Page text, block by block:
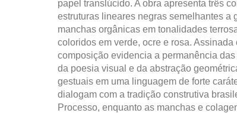
papel translúcido. A obra apresenta três
estruturas lineares negras semelhantes a
manchas orgânicas em tonalidades
coloridos em verde, ocre e rosa.
composição evidencia a permanência
da poesia visual e da abstração
gestuais em uma linguagem de forte
dialogam com a tradição construtiva
Processo, enquanto as manchas e